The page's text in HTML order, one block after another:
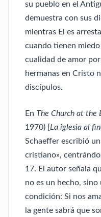
su pueblo en el
demuestra con sus
mientras El es
cuando tienen
cualidad de amor
hermanas en Cristo
discípulos.
En The Church at the
1970) [La iglesia al
Schaeffer escribió un
cristiano»,
17. El autor señala
no es un hecho,
condición: Si nos
la gente sabrá que